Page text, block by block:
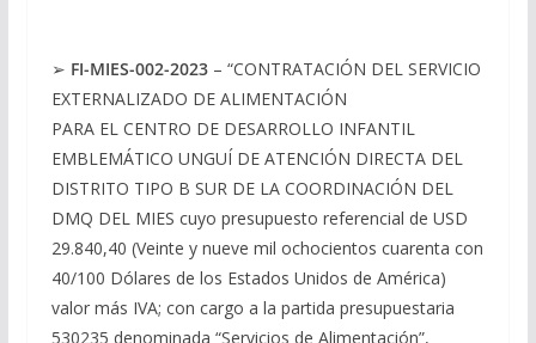
➢ FI-MIES-002-2023– “CONTRATACIÓN DEL SERVICIO
EXTERNALIZADO DE ALIMENTACIÓN
PARA EL CENTRO DE DESARROLLO INFANTIL
EMBLEMÁTICO UNGUÍ DE ATENCIÓN DIRECTA DEL
DISTRITO TIPO B SUR DE LA COORDINACIÓN DEL
DMQ DEL MIES cuyo presupuesto referencial de USD
29.840,40 (Veinte y nueve mil ochocientos cuarenta con
40/100 Dólares de los Estados Unidos de América)
valor más IVA; con cargo a la partida presupuestaria
530235 denominada “Servicios de Alimentación”,